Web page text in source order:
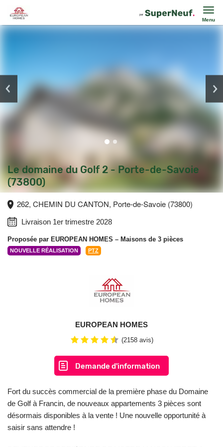
Menu
Le domaine du Golf 2 - Porte-de-Savoie
(73800)
262, CHEMIN DU CANTON, Porte-de-Savoie (73800)
Livraison 1er trimestre 2028
Proposée par EUROPEAN HOMES – Maisons de 3 pièces
NOUVELLE RÉALISATION PTZ
EUROPEAN HOMES
(2158 avis)
Demande d'information
Fort du succès commercial de la première phase du Domaine
de Golf à Francin, de nouveaux appartements 3 pièces sont
désormais disponibles à la vente ! Une nouvelle opportunité à
saisir sans attendre !